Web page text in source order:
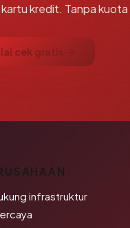
kredit. Tanpa
cek gratis →
infrastruktur